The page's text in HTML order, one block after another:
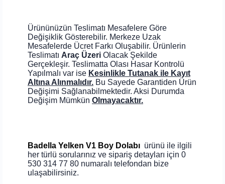
Ürününüzün Teslimatı Mesafelere Göre
Değişiklik Gösterebilir. Merkeze Uzak
Mesafelerde Ücret Farkı Oluşabilir. Ürünlerin
Teslimatı Araç Üzeri Olacak Şekilde
Gerçekleşir. Teslimatta Olası Hasar Kontrolü
Yapılmalı var ise Kesinlikle Tutanak ile Kayıt
Altına Alınmalıdır. Bu Sayede Garantiden Ürün
Değişimi Sağlanabilmektedir. Aksi Durumda
Değişim Mümkün Olmayacaktır.
Badella Yelken V1 Boy Dolabı ürünü ile ilgili
her türlü sorularınız ve sipariş detayları için 0
530 314 77 80 numaralı telefondan bize
ulaşabilirsiniz.